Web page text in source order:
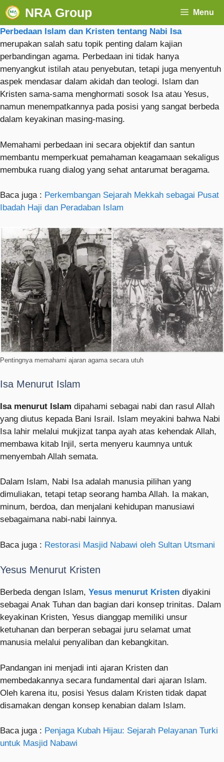
NRA Group Menu
Perbedaan Islam dan Kristen tentang Nabi Isa
merupakan salah satu topik penting dalam kajian
perbandingan agama. Perbedaan ini tidak hanya
menyangkut istilah atau penyebutan, tetapi juga menyentuh
aspek mendasar dalam akidah dan teologi. Islam dan
Kristen sama-sama menghormati sosok Isa atau Yesus,
namun menempatkannya pada posisi yang sangat berbeda
dalam keyakinan masing-masing.
Memahami perbedaan ini secara objektif dan santun
membantu memperkuat pemahaman keagamaan sekaligus
membuka ruang dialog yang sehat antarumat beragama.
Baca juga : Perkembangan Sejarah Mekkah sebagai Pusat
Ibadah Haji dan Peradaban Islam
Pentingnya memahami ajaran agama secara utuh
Isa Menurut Islam
Isa menurut Islam dipahami sebagai nabi dan rasul Allah
yang diutus kepada Bani Israil. Islam meyakini bahwa Nabi
Isa lahir melalui mukjizat tanpa ayah atas kehendak Allah,
membawa kitab Injil, serta menyeru kaumnya untuk
menyembah Allah semata.
Dalam Islam, Nabi Isa adalah manusia pilihan yang
dimuliakan, tetapi tetap seorang hamba Allah. Ia makan,
minum, berdoa, dan menjalani kehidupan manusiawi
sebagaimana nabi-nabi lainnya.
Baca juga : Restorasi Masjid Nabawi oleh Sultan Utsmani
Yesus Menurut Kristen
Berbeda dengan Islam, Yesus menurut Kristen diyakini
sebagai Anak Tuhan dan bagian dari konsep trinitas. Dalam
keyakinan Kristen, Yesus dianggap memiliki unsur
ketuhanan dan berperan sebagai juru selamat umat
manusia melalui penyaliban dan kebangkitan.
Pandangan ini menjadi inti ajaran Kristen dan
membedakannya secara fundamental dari ajaran Islam.
Oleh karena itu, posisi Yesus dalam Kristen tidak dapat
disamakan dengan konsep kenabian dalam Islam.
Baca juga : Penjaga Kubah Hijau: Sejarah Pelayanan Turki
untuk Masjid Nabawi